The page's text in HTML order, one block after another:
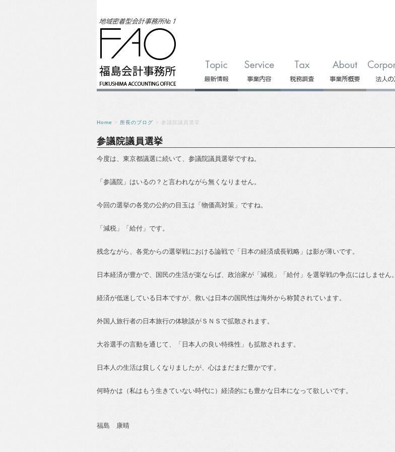
Home > 所長のブログ > 参議院議員選挙
参議院議員選挙
今度は、東京都議選に続いて、参議院議員選挙ですね。
「参議院」はいるの？と言われながら無くなりません。
今回の選挙の各党の公約の目玉は「物価高対策」ですね。
「減税」「給付」です。
残念ながら、各党からの選挙戦における論戦で「日本の経済成長戦略」は影が薄いです。
日本経済が豊かで、国民の生活が楽ならば、政治家が「減税」「給付」を選挙戦の争点にはしません。
経済が低迷している日本ですが、救いは日本の国民性は海外から称賛されています。
外国人旅行者の日本旅行の体験談がＳＮＳで拡散されます。
大谷選手の言動を通じて、「日本人の良い特殊性」も拡散されます。
日本人の生活は貧しくなりましたが、心はまだまだ豊かです。
何時かは（私はもう生きていない時代に）経済的にも豊かな日本になって欲しいです。
福島 康晴